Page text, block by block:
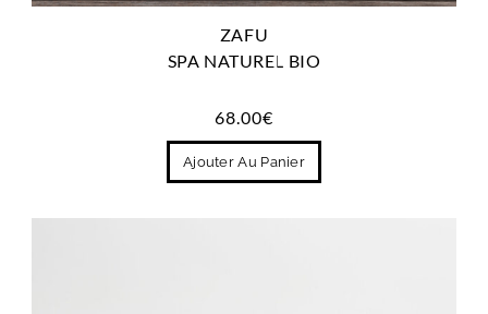
ZAFU
SPA NATUREL BIO
68.00€
Ajouter Au Panier